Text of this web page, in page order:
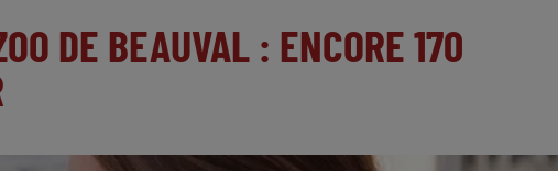
DE BEAUVAL : ENCORE 170